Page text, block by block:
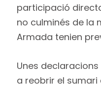
participació
no culminés de la
Armada tenien
Unes
a reobrir el sumari